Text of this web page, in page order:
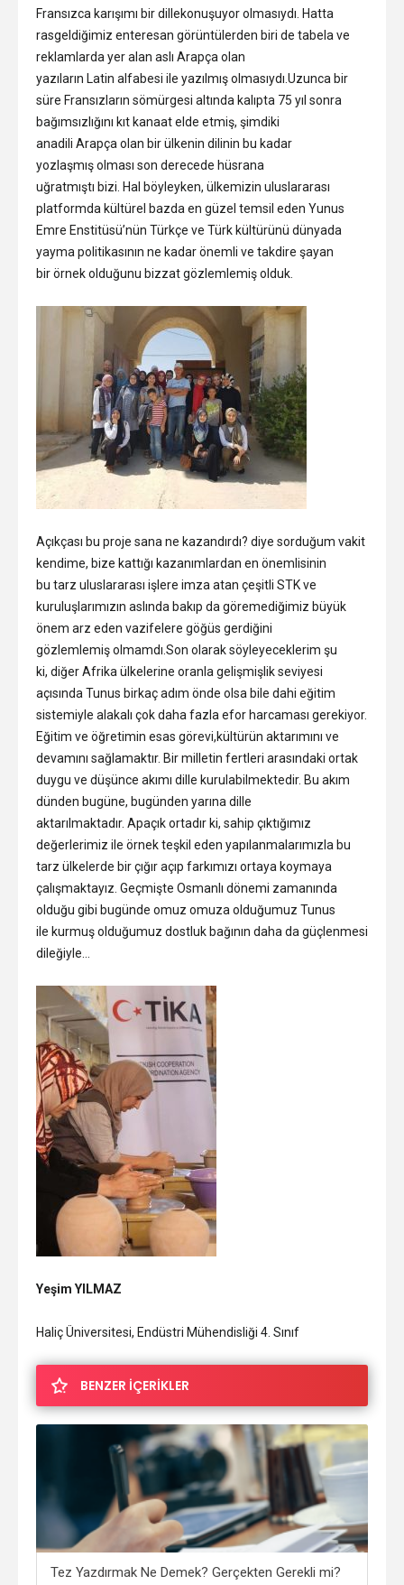
Fransızca karışımı bir dillekonuşuyor olmasıydı. Hatta
rasgeldiğimiz enteresan görüntülerden biri de tabela ve
reklamlarda yer alan aslı Arapça olan
yazıların Latin alfabesi ile yazılmış olmasıydı.Uzunca bir
süre Fransızların sömürgesi altında kalıpta 75 yıl sonra
bağımsızlığını kıt kanaat elde etmiş, şimdiki
anadili Arapça olan bir ülkenin dilinin bu kadar
yozlaşmış olması son derecede hüsrana
uğratmıştı bizi. Hal böyleyken, ülkemizin uluslararası
platformda kültürel bazda en güzel temsil eden Yunus
Emre Enstitüsü’nün Türkçe ve Türk kültürünü dünyada
yayma politikasının ne kadar önemli ve takdire şayan
bir örnek olduğunu bizzat gözlemlemiş olduk.
Açıkçası bu proje sana ne kazandırdı? diye sorduğum vakit
kendime, bize kattığı kazanımlardan en önemlisinin
bu tarz uluslararası işlere imza atan çeşitli STK ve
kuruluşlarımızın aslında bakıp da göremediğimiz büyük
önem arz eden vazifelere göğüs gerdiğini
gözlemlemiş olmamdı.Son olarak söyleyeceklerim şu
ki, diğer Afrika ülkelerine oranla gelişmişlik seviyesi
açısında Tunus birkaç adım önde olsa bile dahi eğitim
sistemiyle alakalı çok daha fazla efor harcaması gerekiyor.
Eğitim ve öğretimin esas görevi,kültürün aktarımını ve
devamını sağlamaktır. Bir milletin fertleri arasındaki ortak
duygu ve düşünce akımı dille kurulabilmektedir. Bu akım
dünden bugüne, bugünden yarına dille
aktarılmaktadır. Apaçık ortadır ki, sahip çıktığımız
değerlerimiz ile örnek teşkil eden yapılanmalarımızla bu
tarz ülkelerde bir çığır açıp farkımızı ortaya koymaya
çalışmaktayız. Geçmişte Osmanlı dönemi zamanında
olduğu gibi bugünde omuz omuza olduğumuz Tunus
ile kurmuş olduğumuz dostluk bağının daha da güçlenmesi
dileğiyle…
Yeşim YILMAZ
Haliç Üniversitesi, Endüstri Mühendisliği 4. Sınıf
BENZER İÇERİKLER
Tez Yazdırmak Ne Demek? Gerçekten Gerekli mi?